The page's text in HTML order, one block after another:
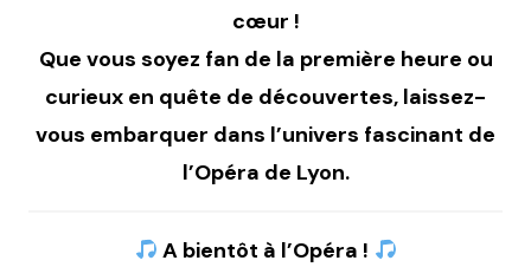
cœur !
Que vous soyez fan de la première heure ou
curieux en quête de découvertes, laissez-
vous embarquer dans l’univers fascinant de
l’Opéra de Lyon.
A bientôt à l’Opéra !